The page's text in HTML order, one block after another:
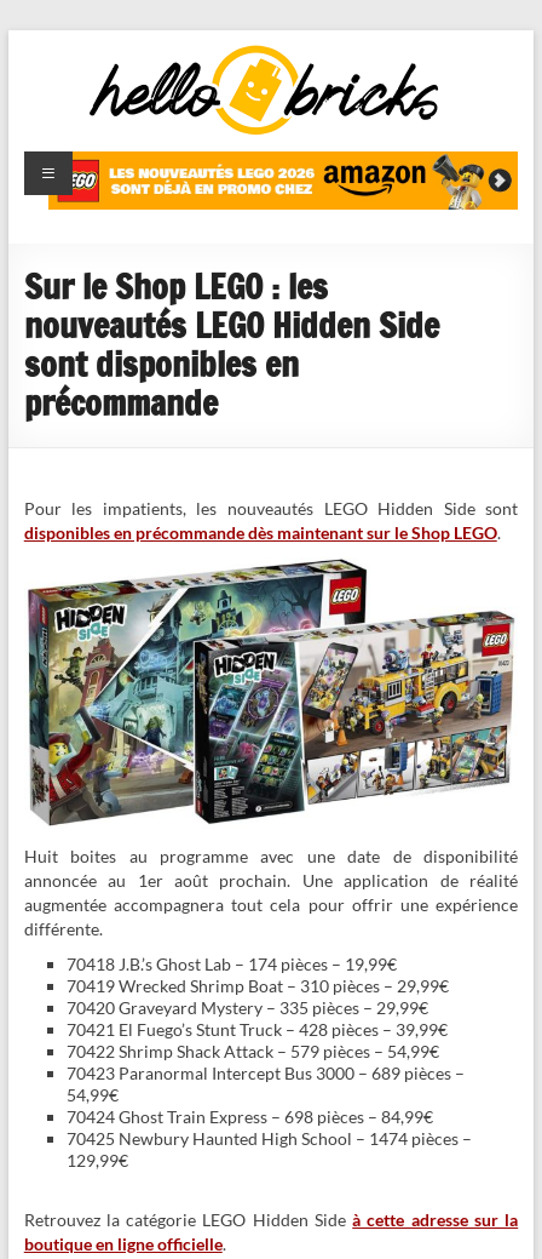
HelloBricks
Blog LEGO,
nouveaut�s
reviews
Sur le Shop LEGO : les
nouveautés LEGO Hidden Side
sont disponibles en
précommande
Pour les impatients, les nouveautés LEGO Hidden Side sont
disponibles en précommande dès maintenant sur le Shop LEGO.
Huit boites au programme avec une date de disponibilité
annoncée au 1er août prochain. Une application de réalité
augmentée accompagnera tout cela pour offrir une expérience
différente.
70418 J.B.’s Ghost Lab – 174 pièces – 19,99€
70419 Wrecked Shrimp Boat – 310 pièces – 29,99€
70420 Graveyard Mystery – 335 pièces – 29,99€
70421 El Fuego’s Stunt Truck – 428 pièces – 39,99€
70422 Shrimp Shack Attack – 579 pièces – 54,99€
70423 Paranormal Intercept Bus 3000 – 689 pièces –
54,99€
70424 Ghost Train Express – 698 pièces – 84,99€
70425 Newbury Haunted High School – 1474 pièces –
129,99€
Retrouvez la catégorie LEGO Hidden Sideà cette adresse sur la
boutique en ligne officielle.